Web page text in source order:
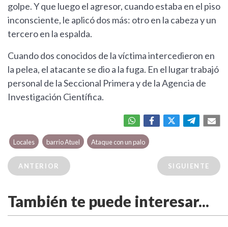
golpe. Y que luego el agresor, cuando estaba en el piso
inconsciente, le aplicó dos más: otro en la cabeza y un
tercero en la espalda.
Cuando dos conocidos de la víctima intercedieron en
la pelea, el atacante se dio a la fuga. En el lugar trabajó
personal de la Seccional Primera y de la Agencia de
Investigación Científica.
Locales barrio Atuel Ataque con un palo
ANTERIOR SIGUIENTE
También te puede interesar...